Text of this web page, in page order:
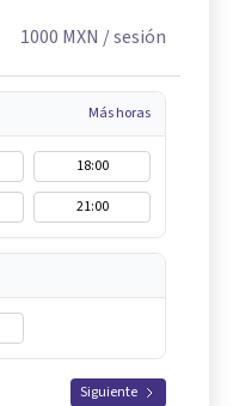
1000 MXN / sesión
Más horas
18:00
21:00
Siguiente